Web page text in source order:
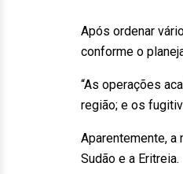
Após ordenar
conforme o
“As operações
região; e os
Aparentemente,
Sudão e a Eritreia.